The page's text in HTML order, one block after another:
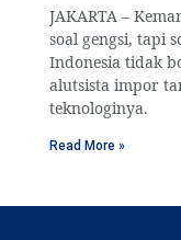
JAKARTA –
soal gengsi, tapi
Indonesia tidak
alutsista impor
teknologinya.
Read More »